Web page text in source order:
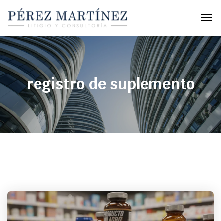
registro de suplemento